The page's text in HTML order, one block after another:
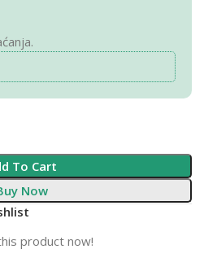
To Cart
Now
product now!